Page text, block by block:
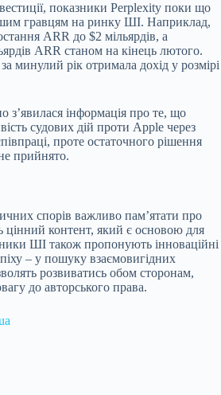
показники Perplexity поки що
гравцям на ринку ШІ. Наприклад,
ARR до $2 мільярдів, а
ARR станом на кінець лютого.
минулий рік отримала дохід у розмірі
інформація про те, що
судових дій проти Apple через
проте остаточного рішення
прийнято.
спорів важливо пам’ятати про
цінний контент, який є основою для
ШІ також пропонують інноваційні
– у пошуку взаємовигідних
розвиватись обом сторонам,
до авторського права.